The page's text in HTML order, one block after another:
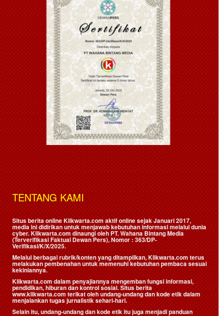
TENTANG KAMI
Situs berita online Klikwarta.com aktif online sejak Januari 2017,
media ini didirikan untuk menjawab kebutuhan informasi melalui dunia
cyber. Klikwarta.com dinaungi oleh PT. Wahana Bintang Media
(Terverifikasi Faktual Dewan Pers), Nomor : 363/DP-
Verifikasi/K/X/2025.
Melalui berbagai rubrik/konten yang ditampilkan, Klikwarta.com terus
melakukan pembenahan untuk memenuhi kebutuhan pembaca sesuai
kekiniannya.
Klikwarta.com dalam penyajiannya mengemban fungsi informasi,
pendidikan, hiburan dan kontrol sosial. Situs berita
www.klikwarta.com terikat oleh undang-undang dan kode etik dalam
menjalankan tugas jurnalistik sehari-hari.
Selain itu, undang-undang dan kode etik itu juga menjadi panduan